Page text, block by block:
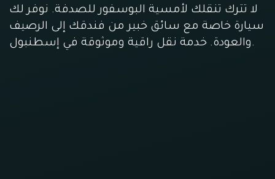
لا تترك تنقلك لأمسية البوسفور للصدفة. نوفر لك
سيارة خاصة مع سائق خبير من فندقك إلى الرصيف
والعودة. خدمة نقل راقية وموثوقة في إسطنبول.